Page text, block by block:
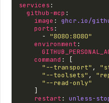
services :
github-mcp :
image :
ghcr.io/
ports :
-
"8080:8080"
environment :
command :
[
"--transport" ,
"--toolsets" ,
"--read-only"
]
restart : unless-